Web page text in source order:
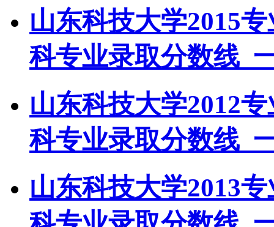
山东科技大学2015
科专业录取分数线_
山东科技大学2012
科专业录取分数线_
山东科技大学2013